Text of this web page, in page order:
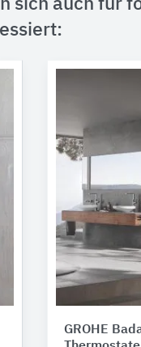
sich auch für
GROHE